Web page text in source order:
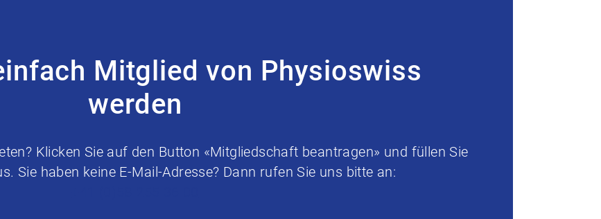
Mitglied von Physioswiss
werden
Klicken Sie auf den Button «Mitgliedschaft beantragen» und füllen Sie
Sie haben keine E-Mail-Adresse? Dann rufen Sie uns bitte an: